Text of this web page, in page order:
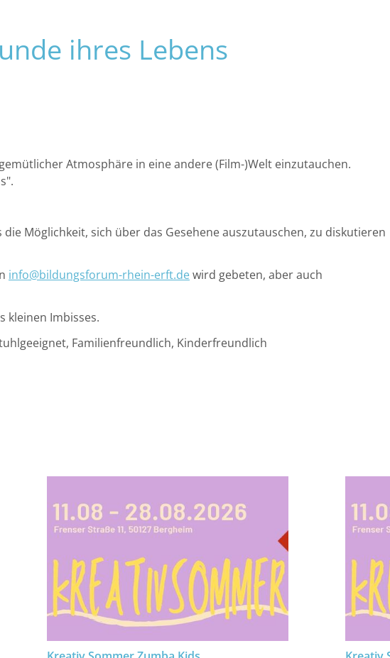
ERLEBEN
ihres Lebens
Atmosphäre in eine andere (Film-)Welt einzutauchen.
Möglichkeit, sich über das Gesehene auszutauschen, zu diskutieren
info@bildungsforum-rhein-erft.dewird gebeten, aber auch
kleinen Imbisses.
Familienfreundlich, Kinderfreundlich